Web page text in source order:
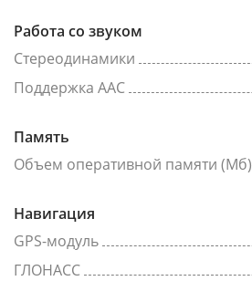
Работа со звуком
Стереодинамики
Поддержка AAC
Память
Объем оперативной памяти (Мб)
Навигация
GPS-модуль
ГЛОНАСС